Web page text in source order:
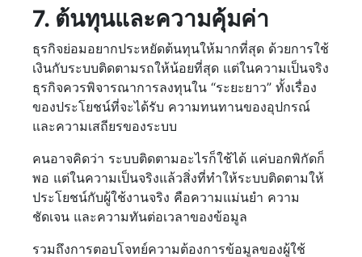
7. ต้นทุนและความคุ้มค่า
ธุรกิจย่อมอยากประหยัดต้นทุนให้มากที่สุด ด้วยการใช้
เงินกับระบบติดตามรถให้น้อยที่สุด แต่ในความเป็นจริง
ธุรกิจควรพิจารณาการลงทุนใน “ระยะยาว” ทั้งเรื่อง
ของประโยชน์ที่จะได้รับ ความทนทานของอุปกรณ์
และความเสถียรของระบบ
คนอาจคิดว่า ระบบติดตามอะไรก็ใช้ได้ แค่บอกพิกัดก็
พอ แต่ในความเป็นจริงแล้วสิ่งที่ทำให้ระบบติดตามให้
ประโยชน์กับผู้ใช้งานจริง คือความแม่นยำ ความ
ชัดเจน และความทันต่อเวลาของข้อมูล
รวมถึงการตอบโจทย์ความต้องการข้อมูลของผู้ใช้